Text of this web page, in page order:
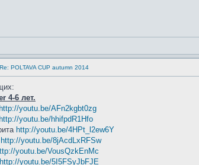
Re: POLTAVA CUP autumn 2014
4-6 лет.
http://youtu.be/AFn2kgbt0zg
http://youtu.be/hhifpdR1Hfo
http://youtu.be/4HPt_l2ew6Y
http://youtu.be/8jAcdLxRFSw
youtu.be/VousQzkEnMc
http://youtu.be/5I5FSyJbFJE